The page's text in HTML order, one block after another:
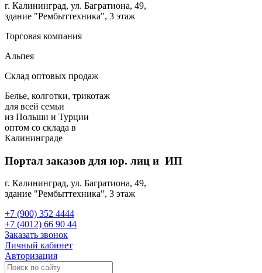
г. Калининград, ул. Багратиона, 49,
здание "Рембыттехника", 3 этаж
Торговая компания
Альпея
Склад оптовых продаж
Белье, колготки, трикотаж
для всей семьи
из Польши и Турции
оптом со склада в
Калининграде
Портал заказов для юр. лиц и ИП
г. Калининград, ул. Багратиона, 49,
здание "Рембыттехника", 3 этаж
+7 (900) 352 4444
+7 (4012) 66 90 44
Заказать звонок
Личный кабинет
Авторизация